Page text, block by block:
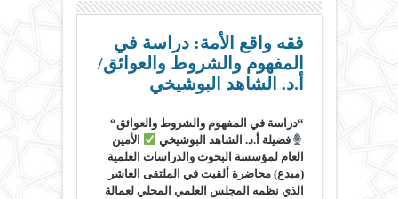
فقه واقع الأمة: دراسة في
المفهوم والشروط والعوائق/
أ.د. الشاهد البوشيخي
“دراسة في المفهوم والشروط والعوائق“
فضيلة أ.د. الشاهد البوشيخي
الأمين
العام لمؤسسة البحوث والدراسات العلمية
(مبدع) محاضرة ألقيت في الملتقى العاشر
الذي نظمه المجلس العلمي المحلي لعمالة